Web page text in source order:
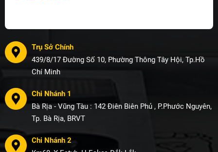
Trụ Sở Chính
439/8/17 Đường Số 10, Phường Thông Tây Hội, Tp.Hồ
Chí Minh
Chi Nhánh 1
Bà Rịa - Vũng Tàu : 142 Điên Biên Phủ , P.Phước Nguyên,
Tp. Bà Rịa, BRVT
Chi Nhánh 2